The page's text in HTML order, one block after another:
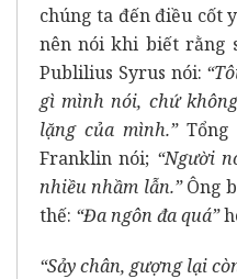
chúng ta đến điều cốt
nên nói khi biết rằng
Publilius Syrus nói:
gì mình nói, chứ
lặng của mình.”Tổng
Franklin nói; “Người
nhiều nhầm lẫn.”Ông
thế: “Đa ngôn đa quá”
“Sảy chân, gượng lại